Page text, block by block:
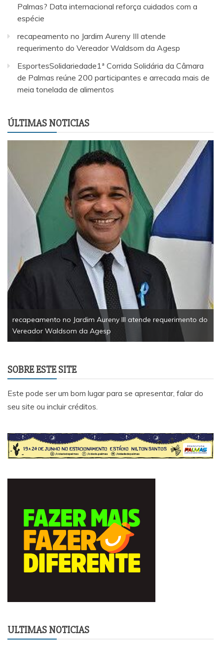
Palmas? Data internacional reforça cuidados com a
espécie
recapeamento no Jardim Aureny III atende
requerimento do Vereador Waldsom da Agesp
EsportesSolidariedade1ª Corrida Solidária da Câmara
de Palmas reúne 200 participantes e arrecada mais de
meia tonelada de alimentos
ÚLTIMAS NOTICIAS
EsportesSolidariedade1ª Corrida Solidária da Câmara de
Palmas reúne 200 participantes e arrecada mais de meia
tonelada de alimentos
SOBRE ESTE SITE
Este pode ser um bom lugar para se apresentar, falar do
seu site ou incluir créditos.
ULTIMAS NOTICIAS